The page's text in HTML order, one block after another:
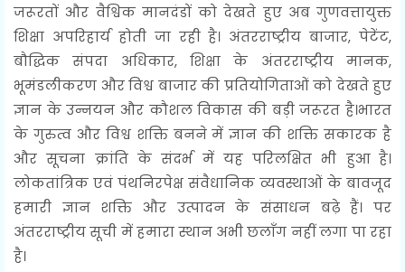
जरूरतों और वैश्विक मानदंडों को देखते हुए अब गुणवत्तायुक्त
शिक्षा अपरिहार्य होती जा रही है। अंतरराष्ट्रीय बाजार, पेटेंट,
बौद्धिक संपदा अधिकार, शिक्षा के अंतरराष्ट्रीय मानक,
भूमंडलीकरण और विश्व बाजार की प्रतियोगिताओं को देखते हुए
ज्ञान के उन्नयन और कौशल विकास की बड़ी जरूरत है।भारत
के गुरुत्व और विश्व शक्ति बनने में ज्ञान की शक्ति सकारक है
और सूचना क्रांति के संदर्भ में यह परिलक्षित भी हुआ है।
लोकतांत्रिक एवं पंथनिरपेक्ष संवैधानिक व्यवस्थाओं के बावजूद
हमारी ज्ञान शक्ति और उत्पादन के संसाधन बढ़े हैं। पर
अंतरराष्ट्रीय सूची में हमारा स्थान अभी छलाँग नहीं लगा पा रहा
है।